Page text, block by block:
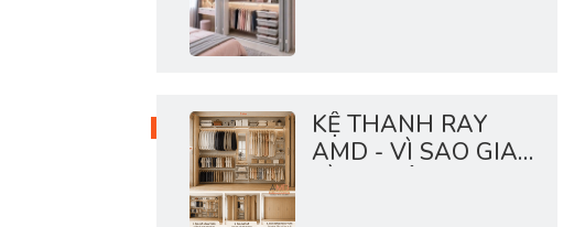
KỆ THANH RAY
AMD - VÌ SAO GIA